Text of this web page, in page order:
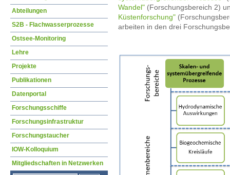
Wandel" (Forschungsbereich 2)
Küstenforschung"
arbeiten in den drei
Abteilungen
S2B - Flachwasserprozesse
Ostsee-Monitoring
Lehre
Projekte
Publikationen
Datenportal
Forschungsschiffe
Forschungsinfrastruktur
Forschungstaucher
IOW-Kolloquium
Mitgliedschaften in Netzwerken